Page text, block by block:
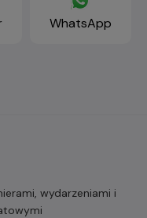
WhatsApp
wydarzeniami i